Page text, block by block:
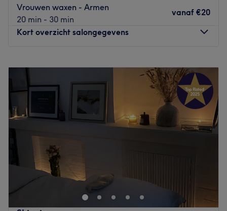
Vrouwen waxen - Armen
20 min - 30 min
vanaf €20
Kort overzicht salongegevens
10:00–18:00
Woensdag
10:00–18:00
10:00–18:00
Vrijdag
10:00–18:00
Zaterdag
10:00
18:00
18:00
KIKI's Beauty Salon in Antwerpen combineert en gebruikt
de essentie van de oosterse en westerse
schoonheidsindustrie, en is bovendien erg goed in de
mysterie van huidmanagement. Je zult hier dus als nieuw
de salon weer verlaten!